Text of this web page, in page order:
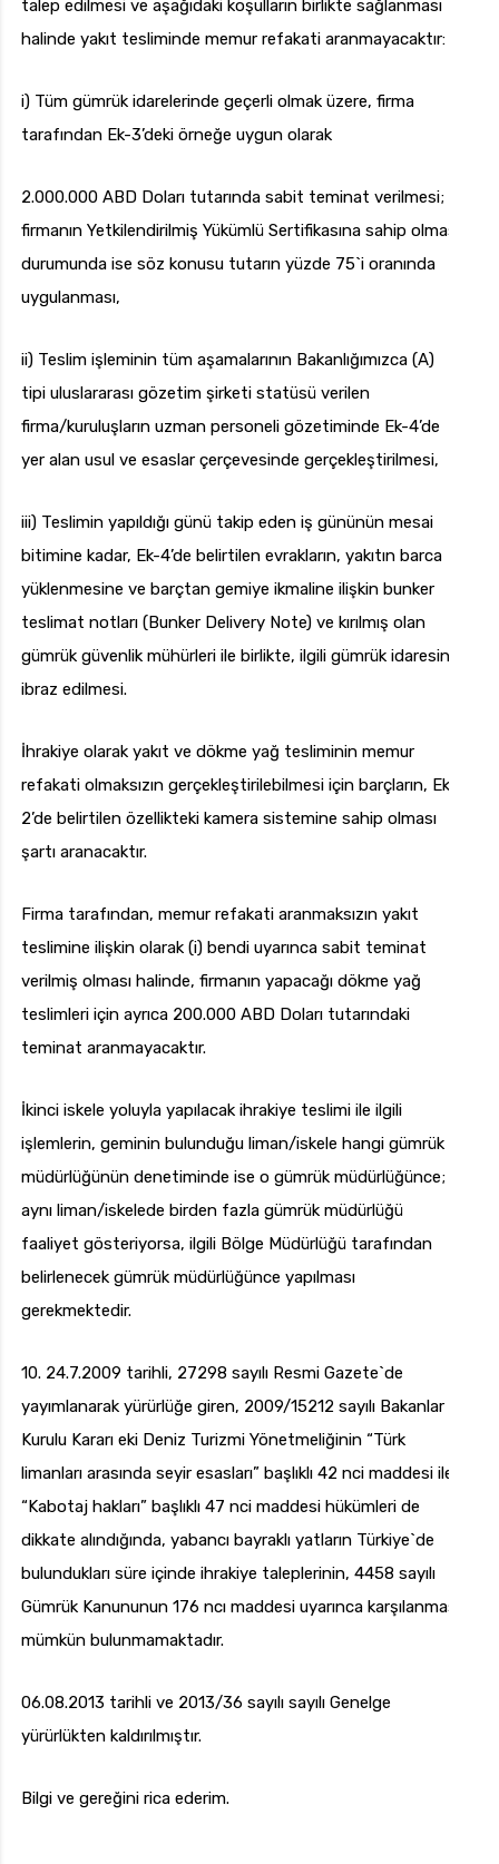
talep edilmesi ve aşağıdaki koşulların birlikte sağlanması
halinde yakıt tesliminde memur refakati aranmayacaktır:
i) Tüm gümrük idarelerinde geçerli olmak üzere, firma
tarafından Ek-3’deki örneğe uygun olarak
2.000.000 ABD Doları tutarında sabit teminat verilmesi;
firmanın Yetkilendirilmiş Yükümlü Sertifikasına sahip olması
durumunda ise söz konusu tutarın yüzde 75`i oranında
uygulanması,
ii) Teslim işleminin tüm aşamalarının Bakanlığımızca (A)
tipi uluslararası gözetim şirketi statüsü verilen
firma/kuruluşların uzman personeli gözetiminde Ek-4’de
yer alan usul ve esaslar çerçevesinde gerçekleştirilmesi,
iii) Teslimin yapıldığı günü takip eden iş gününün mesai
bitimine kadar, Ek-4’de belirtilen evrakların, yakıtın barca
yüklenmesine ve barçtan gemiye ikmaline ilişkin bunker
teslimat notları (Bunker Delivery Note) ve kırılmış olan
gümrük güvenlik mühürleri ile birlikte, ilgili gümrük idaresine
ibraz edilmesi.
İhrakiye olarak yakıt ve dökme yağ tesliminin memur
refakati olmaksızın gerçekleştirilebilmesi için barçların, Ek-
2’de belirtilen özellikteki kamera sistemine sahip olması
şartı aranacaktır.
Firma tarafından, memur refakati aranmaksızın yakıt
teslimine ilişkin olarak (i) bendi uyarınca sabit teminat
verilmiş olması halinde, firmanın yapacağı dökme yağ
teslimleri için ayrıca 200.000 ABD Doları tutarındaki
teminat aranmayacaktır.
İkinci iskele yoluyla yapılacak ihrakiye teslimi ile ilgili
işlemlerin, geminin bulunduğu liman/iskele hangi gümrük
müdürlüğünün denetiminde ise o gümrük müdürlüğünce;
aynı liman/iskelede birden fazla gümrük müdürlüğü
faaliyet gösteriyorsa, ilgili Bölge Müdürlüğü tarafından
belirlenecek gümrük müdürlüğünce yapılması
gerekmektedir.
10. 24.7.2009 tarihli, 27298 sayılı Resmi Gazete`de
yayımlanarak yürürlüğe giren, 2009/15212 sayılı Bakanlar
Kurulu Kararı eki Deniz Turizmi Yönetmeliğinin “Türk
limanları arasında seyir esasları” başlıklı 42 nci maddesi ile
“Kabotaj hakları” başlıklı 47 nci maddesi hükümleri de
dikkate alındığında, yabancı bayraklı yatların Türkiye`de
bulundukları süre içinde ihrakiye taleplerinin, 4458 sayılı
Gümrük Kanununun 176 ncı maddesi uyarınca karşılanması
mümkün bulunmamaktadır.
06.08.2013 tarihli ve 2013/36 sayılı sayılı Genelge
yürürlükten kaldırılmıştır.
Bilgi ve gereğini rica ederim.